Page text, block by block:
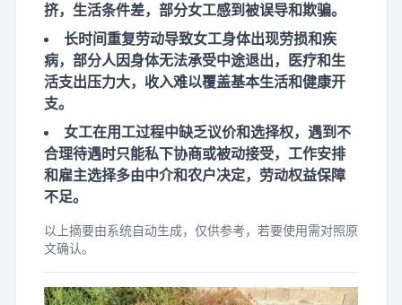
挤，生活条件差，部分女工感到被误导和欺骗。
长时间重复劳动导致女工身体出现劳损和疾
病，部分人因身体无法承受中途退出，医疗和生
活支出压力大，收入难以覆盖基本生活和健康开
支。
女工在用工过程中缺乏议价和选择权，遇到不
合理待遇时只能私下协商或被动接受，工作安排
和雇主选择多由中介和农户决定，劳动权益保障
不足。
以上摘要由系统自动生成，仅供参考，若要使用需对照原
文确认。